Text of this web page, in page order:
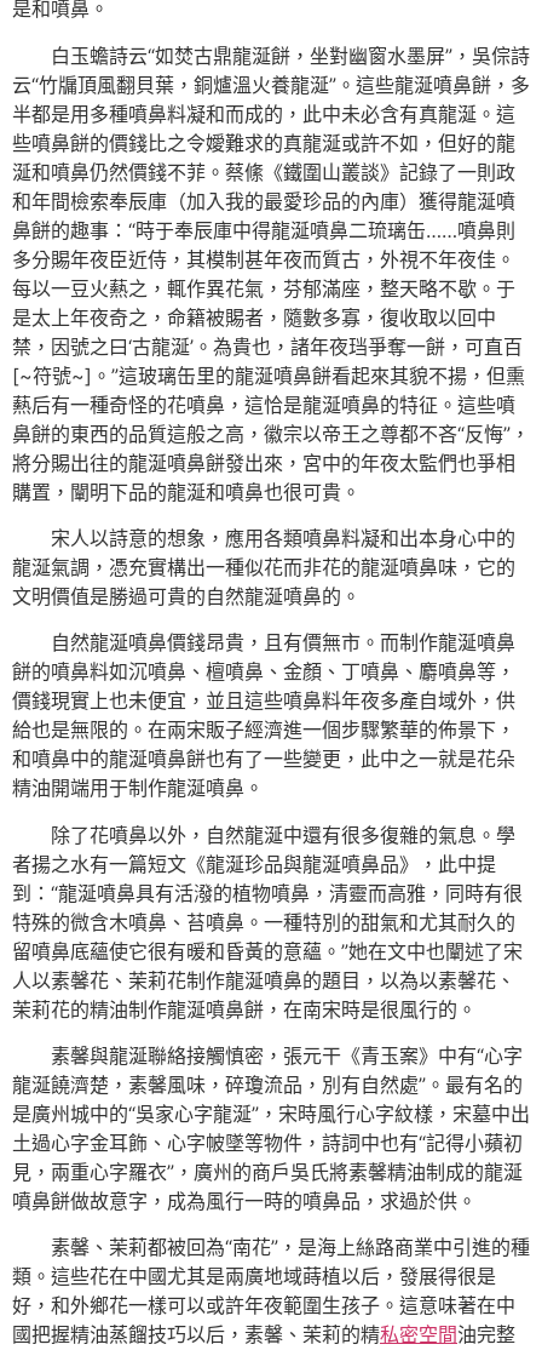
是和噴鼻。
白玉蟾詩云“如焚古鼎龍涎餅，坐對幽窗水墨屏”，吳倧詩
云“竹牖頂風翻貝葉，銅爐溫火養龍涎”。這些龍涎噴鼻餅，多
半都是用多種噴鼻料凝和而成的，此中未必含有真龍涎。這
些噴鼻餅的價錢比之令嬡難求的真龍涎或許不如，但好的龍
涎和噴鼻仍然價錢不菲。蔡絛《鐵圍山叢談》記錄了一則政
和年間檢索奉辰庫（加入我的最愛珍品的內庫）獲得龍涎噴
鼻餅的趣事：“時于奉辰庫中得龍涎噴鼻二琉璃缶……噴鼻則
多分賜年夜臣近侍，其模制甚年夜而質古，外視不年夜佳。
每以一豆火爇之，輒作異花氣，芬郁滿座，整天略不歇。于
是太上年夜奇之，命籍被賜者，隨數多寡，復收取以回中
禁，因號之曰‘古龍涎’。為貴也，諸年夜珰爭奪一餅，可直百
[~符號~]。”這玻璃缶里的龍涎噴鼻餅看起來其貌不揚，但熏
爇后有一種奇怪的花噴鼻，這恰是龍涎噴鼻的特征。這些噴
鼻餅的東西的品質這般之高，徽宗以帝王之尊都不吝“反悔”，
將分賜出往的龍涎噴鼻餅發出來，宮中的年夜太監們也爭相
購置，闡明下品的龍涎和噴鼻也很可貴。
宋人以詩意的想象，應用各類噴鼻料凝和出本身心中的
龍涎氣調，憑充實構出一種似花而非花的龍涎噴鼻味，它的
文明價值是勝過可貴的自然龍涎噴鼻的。
自然龍涎噴鼻價錢昂貴，且有價無市。而制作龍涎噴鼻
餅的噴鼻料如沉噴鼻、檀噴鼻、金顏、丁噴鼻、麝噴鼻等，
價錢現實上也未便宜，並且這些噴鼻料年夜多產自域外，供
給也是無限的。在兩宋販子經濟進一個步驟繁華的佈景下，
和噴鼻中的龍涎噴鼻餅也有了一些變更，此中之一就是花朵
精油開端用于制作龍涎噴鼻。
除了花噴鼻以外，自然龍涎中還有很多復雜的氣息。學
者揚之水有一篇短文《龍涎珍品與龍涎噴鼻品》，此中提
到：“龍涎噴鼻具有活潑的植物噴鼻，清靈而高雅，同時有很
特殊的微含木噴鼻、苔噴鼻。一種特別的甜氣和尤其耐久的
留噴鼻底蘊使它很有暖和昏黃的意蘊。”她在文中也闡述了宋
人以素馨花、茉莉花制作龍涎噴鼻的題目，以為以素馨花、
茉莉花的精油制作龍涎噴鼻餅，在南宋時是很風行的。
素馨與龍涎聯絡接觸慎密，張元干《青玉案》中有“心字
龍涎饒濟楚，素馨風味，碎瓊流品，別有自然處”。最有名的
是廣州城中的“吳家心字龍涎”，宋時風行心字紋樣，宋墓中出
土過心字金耳飾、心字帔墜等物件，詩詞中也有“記得小蘋初
見，兩重心字羅衣”，廣州的商戶吳氏將素馨精油制成的龍涎
噴鼻餅做故意字，成為風行一時的噴鼻品，求過於供。
素馨、茉莉都被回為“南花”，是海上絲路商業中引進的種
類。這些花在中國尤其是兩廣地域蒔植以后，發展得很是
好，和外鄉花一樣可以或許年夜範圍生孩子。這意味著在中
國把握精油蒸餾技巧以后，素馨、茉莉的精私密空間油完整